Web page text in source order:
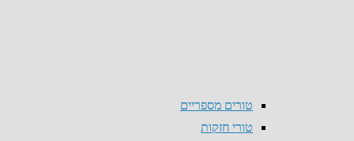
טורים מספריים
טורי חזקות